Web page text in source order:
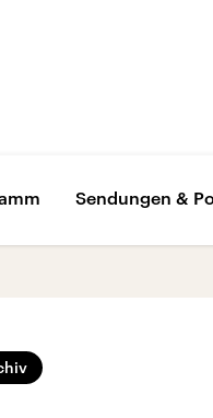
Sendungen &